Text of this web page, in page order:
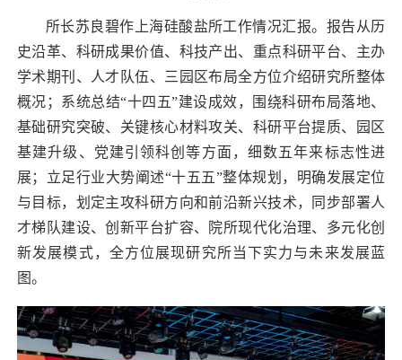
所长苏良碧作上海硅酸盐所工作情况汇报。报告从历
史沿革、科研成果价值、科技产出、重点科研平台、主办
学术期刊、人才队伍、三园区布局全方位介绍研究所整体
概况；系统总结“十四五”建设成效，围绕科研布局落地、
基础研究突破、关键核心材料攻关、科研平台提质、园区
基建升级、党建引领科创等方面，细数五年来标志性进
展；立足行业大势阐述“十五五”整体规划，明确发展定位
与目标，划定主攻科研方向和前沿新兴技术，同步部署人
才梯队建设、创新平台扩容、院所现代化治理、多元化创
新发展模式，全方位展现研究所当下实力与未来发展蓝
图。